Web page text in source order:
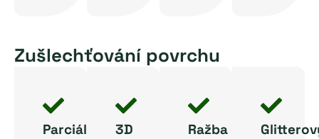
ofsetového
kartonu,
poskytuje
knize
pro
dalších
informací.
vzhled
knihám
klasický
tenké
časopisy.
Zušlechťování povrchu
Parciální
3D
Ražba